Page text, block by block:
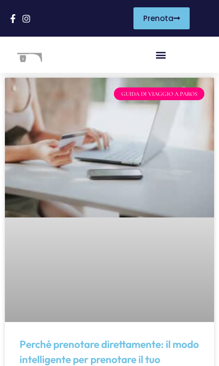
Prenota
GUIDA DI VIAGGIO A PAROS
Perché prenotare direttamente: il modo
intelligente per prenotare il tuo